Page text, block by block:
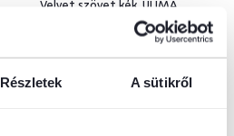
Részletek A sütikről
Velvet szövet kék, ULIMA
31 900 Ft